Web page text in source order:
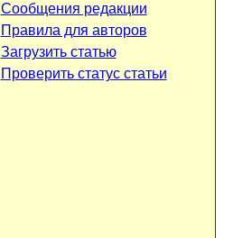
Сообщения редакции
Правила для авторов
Загрузить статью
Проверить статус статьи